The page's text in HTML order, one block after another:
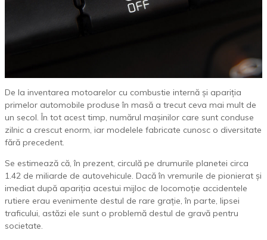
De la inventarea motoarelor cu combustie internă și apariția
primelor automobile produse în masă a trecut ceva mai mult de
un secol. În tot acest timp, numărul mașinilor care sunt conduse
zilnic a crescut enorm, iar modelele fabricate cunosc o diversitate
fără precedent.
Se estimează că, în prezent, circulă pe drumurile planetei circa
1.42 de miliarde de autovehicule. Dacă în vremurile de pionierat și
imediat după apariția acestui mijloc de locomoție accidentele
rutiere erau evenimente destul de rare grație, în parte, lipsei
traficului, astăzi ele sunt o problemă destul de gravă pentru
societate.